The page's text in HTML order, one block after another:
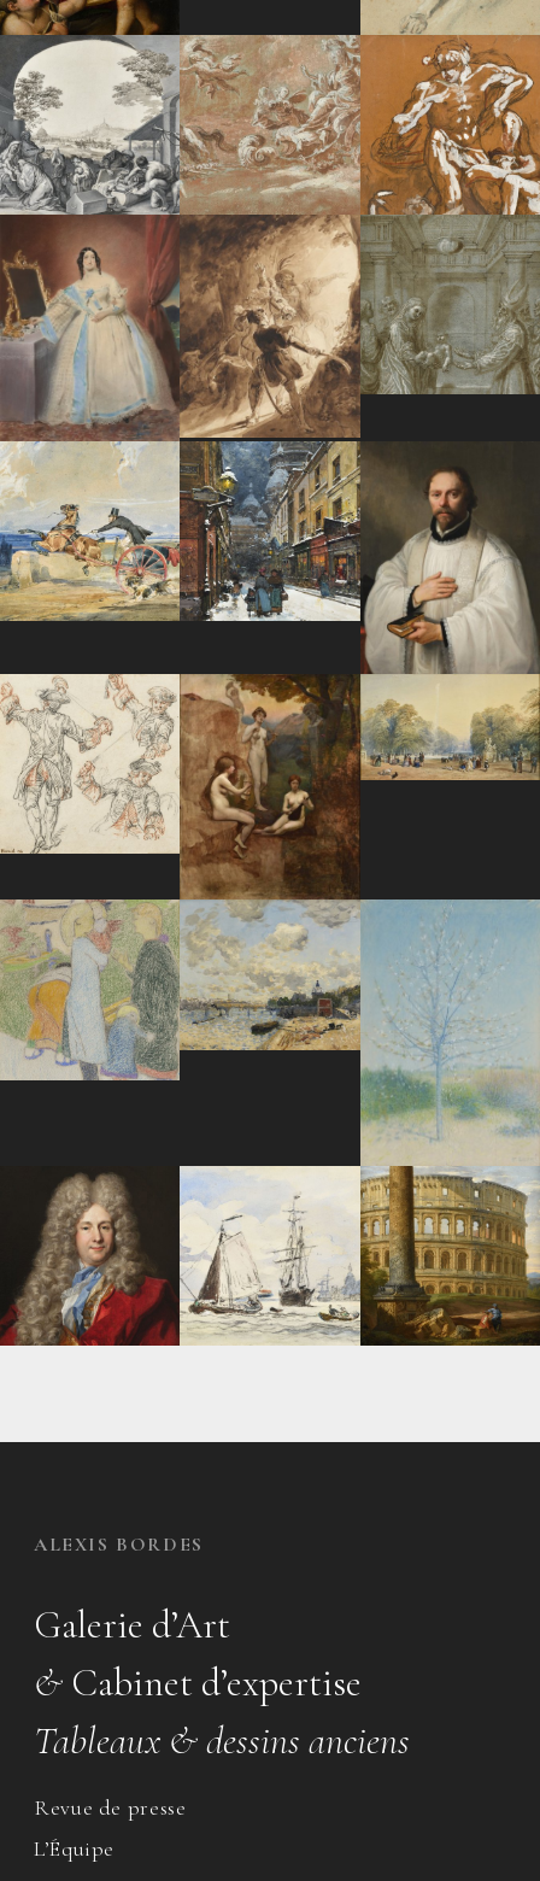
ALEXIS BORDES
Galerie d’Art
& Cabinet d’expertise
Tableaux & dessins anciens
Revue de presse
L’Équipe